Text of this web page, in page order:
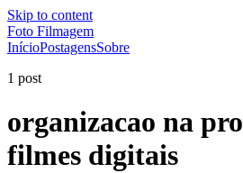
Skip to content
Foto Filmagem
InícioPostagensSobre
1 post
organizacao na
filmes digitais